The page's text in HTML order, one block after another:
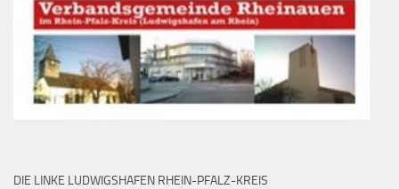
DIE LINKE LUDWIGSHAFEN RHEIN-PFALZ-KREIS